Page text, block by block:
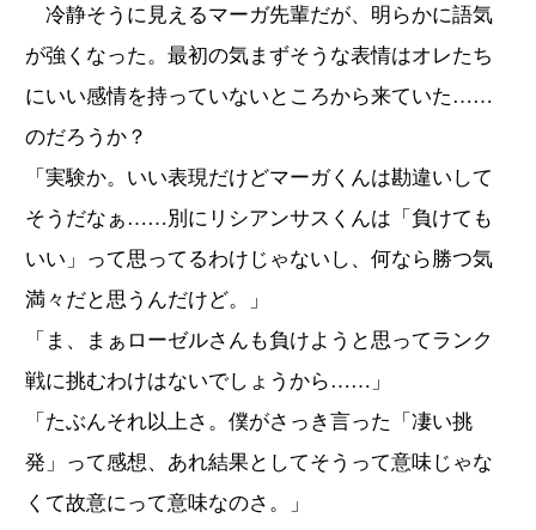
冷静そうに見えるマーガ先輩だが、明らかに語気
が強くなった。最初の気まずそうな表情はオレたち
にいい感情を持っていないところから来ていた……
のだろうか？
「実験か。いい表現だけどマーガくんは勘違いして
そうだなぁ……別にリシアンサスくんは「負けても
いい」って思ってるわけじゃないし、何なら勝つ気
満々だと思うんだけど。」
「ま、まぁローゼルさんも負けようと思ってランク
戦に挑むわけはないでしょうから……」
「たぶんそれ以上さ。僕がさっき言った「凄い挑
発」って感想、あれ結果としてそうって意味じゃな
くて故意にって意味なのさ。」